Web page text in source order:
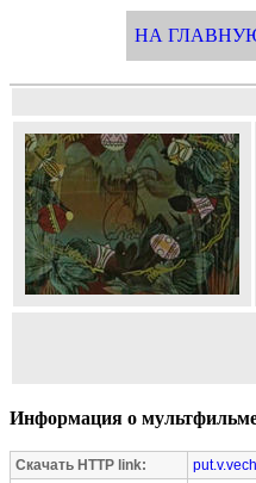
НА
Информация о
Скачать HTTP link: